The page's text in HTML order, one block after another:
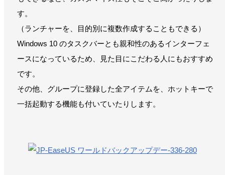
す。
（ランチャーを、目的別に複数作成することもできる）
Windows 10 のタスクバーとも親和性のあるインターフェ
ースになっているため、見た目にこだわる人にもおすすめ
です。
その他、グループに登録した全アイテムを、ホットキーで
一括起動する機能も付いていたりします。